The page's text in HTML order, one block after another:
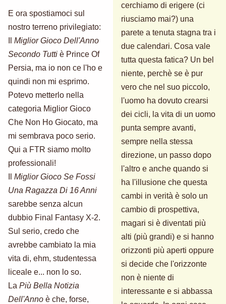
E ora spostiamoci sul
nostro terreno privilegiato:
Miglior Gioco Dell'Anno
Secondo Tutti è Prince Of
Persia, ma io non ce l'ho e
quindi non mi esprimo.
Potevo metterlo nella
categoria Miglior Gioco
Che Non Ho Giocato, ma
mi sembrava poco serio.
Qui a FTR siamo molto
professionali!
Miglior Gioco Se Fossi
Una Ragazza Di 16 Anni
sarebbe senza alcun
dubbio Final Fantasy X-2.
Sul serio, credo che
avrebbe cambiato la mia
vita di, ehm, studentessa
liceale e... non lo so.
La Più Bella Notizia
Dell'Anno è che, forse,
cerchiamo di erigere (ci
riusciamo mai?) una
parete a tenuta stagna tra i
due calendari. Cosa vale
tutta questa fatica? Un bel
niente, perchè se è pur
vero che nel suo piccolo,
l'uomo ha dovuto crearsi
dei cicli, la vita di un uomo
punta sempre avanti,
sempre nella stessa
direzione, un passo dopo
l'altro e anche quando si
ha l'illusione che questa
cambi in verità è solo un
cambio di prospettiva,
magari si è diventati più
alti (più grandi) e si hanno
orizzonti più aperti oppure
si decide che l'orizzonte
non è niente di
interessante e si abbassa